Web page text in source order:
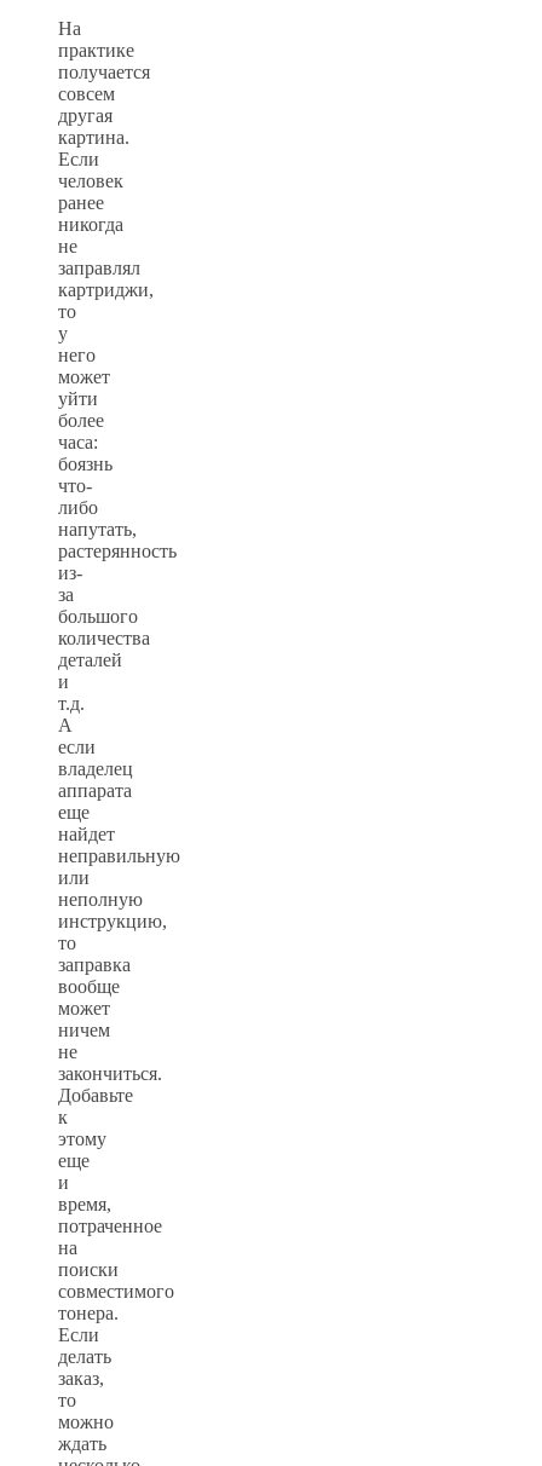
На
практике
получается
совсем
другая
картина.
Если
человек
ранее
никогда
не
заправлял
картриджи,
то
у
него
может
уйти
более
часа:
боязнь
что-
либо
напутать,
растерянность
из-
за
большого
количества
деталей
и
т.д.
А
если
владелец
аппарата
еще
найдет
неправильную
или
неполную
инструкцию,
то
заправка
вообще
может
ничем
не
закончиться.
Добавьте
к
этому
еще
и
время,
потраченное
на
поиски
совместимого
тонера.
Если
делать
заказ,
то
можно
ждать